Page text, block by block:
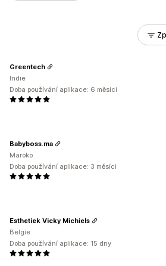
Greentech
Indie
Doba používání aplikace: 6 měsíci
Babyboss.ma
Maroko
Doba používání aplikace: 3 měsíci
Esthetiek Vicky Michiels
Belgie
Doba používání aplikace: 15 dny